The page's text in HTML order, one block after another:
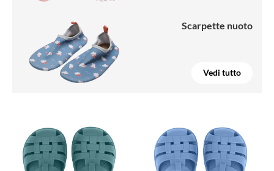
Scarpette nuoto
Vedi tutto